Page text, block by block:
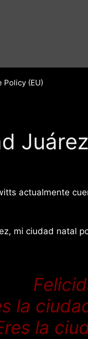
Policy (EU)
Juárez
actualmente
mi ciudad natal
la
la